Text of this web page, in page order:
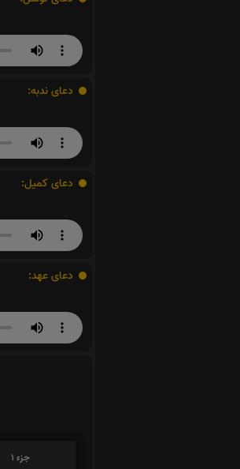
دعای ندبه:
دعای کمیل:
دعای عهد:
جزء 1